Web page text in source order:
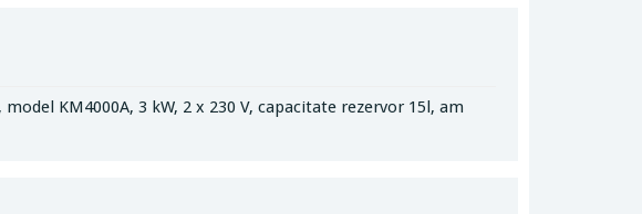
KM4000A, 3 kW, 2 x 230 V, capacitate rezervor 15l, am